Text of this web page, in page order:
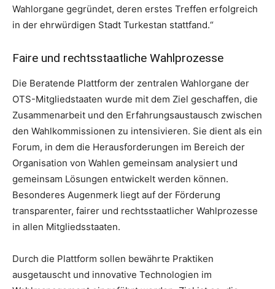
Wahlorgane gegründet, deren erstes Treffen erfolgreich
in der ehrwürdigen Stadt Turkestan stattfand.“
Faire und rechtsstaatliche Wahlprozesse
Die Beratende Plattform der zentralen Wahlorgane der
OTS-Mitgliedstaaten wurde mit dem Ziel geschaffen, die
Zusammenarbeit und den Erfahrungsaustausch zwischen
den Wahlkommissionen zu intensivieren. Sie dient als ein
Forum, in dem die Herausforderungen im Bereich der
Organisation von Wahlen gemeinsam analysiert und
gemeinsam Lösungen entwickelt werden können.
Besonderes Augenmerk liegt auf der Förderung
transparenter, fairer und rechtsstaatlicher Wahlprozesse
in allen Mitgliedsstaaten.
Durch die Plattform sollen bewährte Praktiken
ausgetauscht und innovative Technologien im